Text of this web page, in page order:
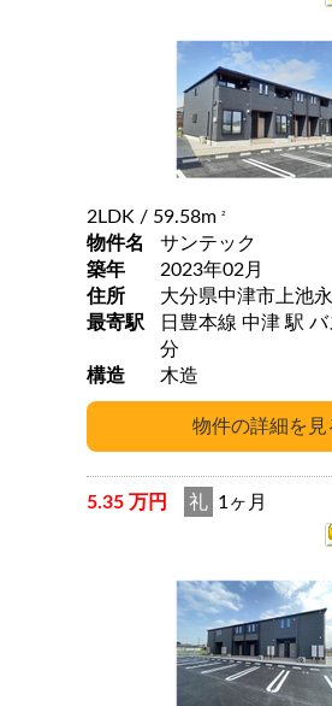
2LDK / 59.58m 2
物件名
サンテック
築年
2023年02月
住所
大分県中津市上池永
最寄駅
日豊本線 中津 駅 バス 12
分
構造
木造
5.35 万円 礼 1ヶ月